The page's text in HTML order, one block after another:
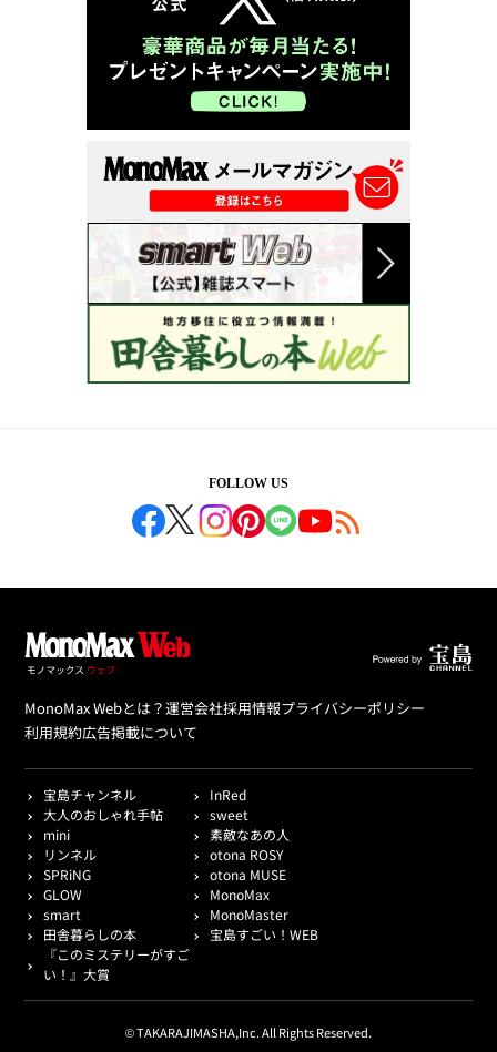
FOLLOW US
MonoMax Webとは？運営会社採用情報プライバシーポリシー
利用規約広告掲載について
宝島チャンネル
InRed
大人のおしゃれ手帖
sweet
mini
素敵なあの人
リンネル
otona ROSY
SPRiNG
otona MUSE
GLOW
MonoMax
smart
MonoMaster
田舎暮らしの本
宝島すごい！WEB
『このミステリーがすご
い！』大賞
© TAKARAJIMASHA,Inc. All Rights Reserved.